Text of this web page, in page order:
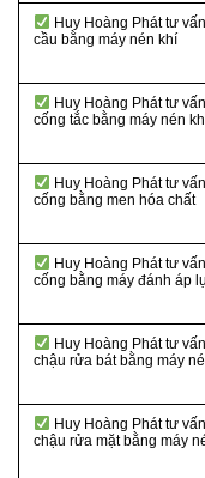
Huy Hoàng Phát tư
cầu bằng máy nén khí
Huy Hoàng Phát tư
cống tắc bằng máy nén
Huy Hoàng Phát tư
cống bằng men hóa chất
Huy Hoàng Phát tư
cống bằng máy đánh áp
Huy Hoàng Phát tư
chậu rửa bát bằng máy
Huy Hoàng Phát tư
chậu rửa mặt bằng máy